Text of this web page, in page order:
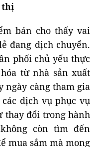
thị
bán cho thấy vai
đang dịch chuyển.
phối chủ yếu thực
từ nhà sản xuất
ngày càng tham gia
dịch vụ phục vụ
thay đổi trong hành
còn tìm đến
mua sắm mà mong